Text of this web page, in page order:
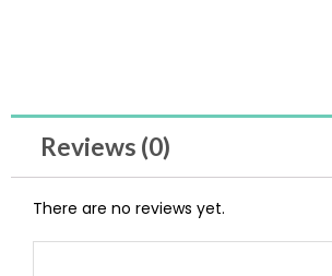
Reviews (0)
There are no reviews yet.